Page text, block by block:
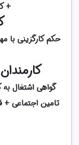
+
گواهی اشتغال